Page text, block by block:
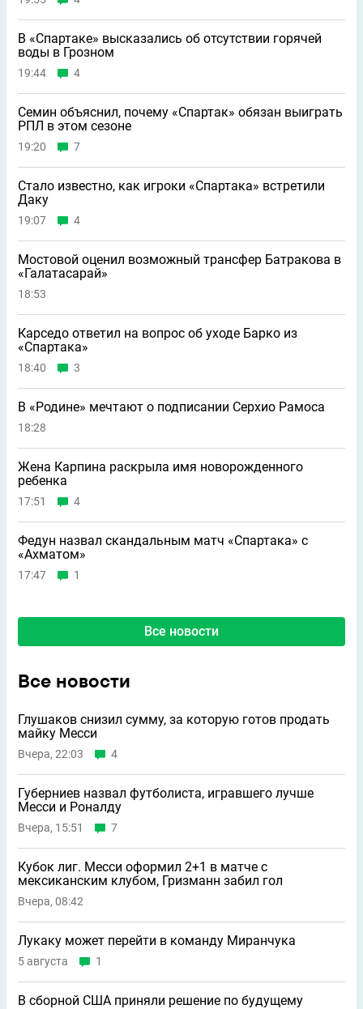
В «Спартаке» высказались об отсутствии горячей
воды в Грозном
19:44 4
Семин объяснил, почему «Спартак» обязан выиграть
РПЛ в этом сезоне
19:20 7
Стало известно, как игроки «Спартака» встретили
Даку
19:07 4
Мостовой оценил возможный трансфер Батракова в
«Галатасарай»
18:53
Карседо ответил на вопрос об уходе Барко из
«Спартака»
18:40 3
В «Родине» мечтают о подписании Серхио Рамоса
18:28
Жена Карпина раскрыла имя новорождeнного
ребeнка
17:51 4
Федун назвал скандальным матч «Спартака» с
«Ахматом»
17:47 1
Все новости
Все новости
Глушаков снизил сумму, за которую готов продать
майку Месси
Вчера, 22:03 4
Губерниев назвал футболиста, игравшего лучше
Месси и Роналду
Вчера, 15:51 7
Кубок лиг. Месси оформил 2+1 в матче с
мексиканским клубом, Гризманн забил гол
Вчера, 08:42
Лукаку может перейти в команду Миранчука
5 августа 1
В сборной США приняли решение по будущему